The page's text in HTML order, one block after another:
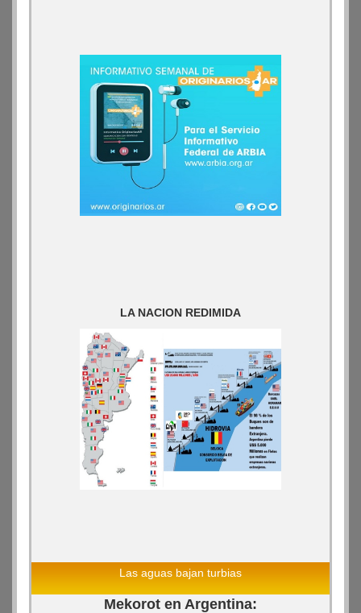
LA NACION REDIMIDA
Las aguas bajan turbias
Mekorot en Argentina: